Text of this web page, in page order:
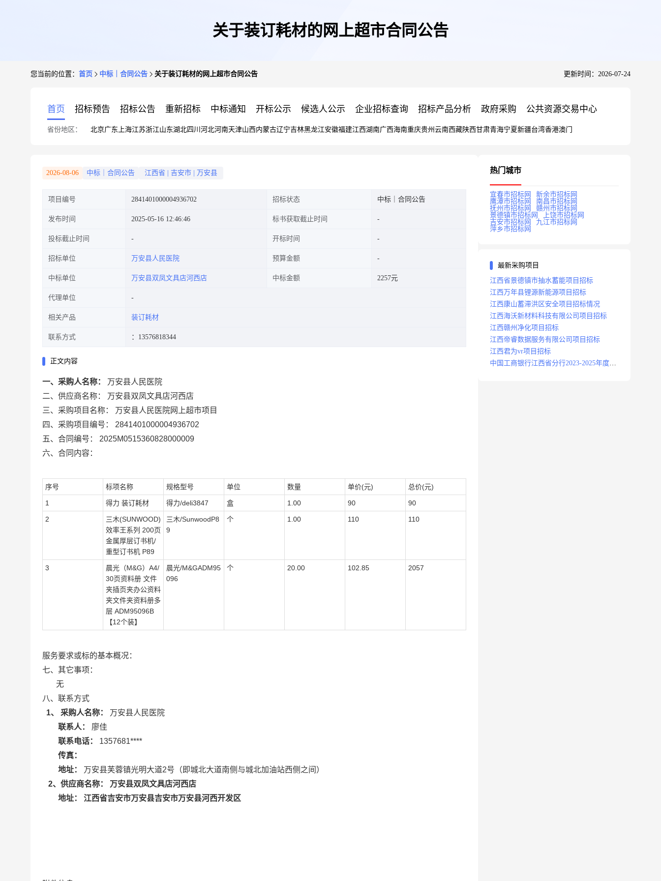
关于装订耗材的网上超市合同公告
您当前的位置： 首页 中标｜合同公告 关于装订耗材的网上超市合同公告 更新时间：2026-07-24
首页 招标预告 招标公告 重新招标 中标通知 开标公示 候选人公示 企业招标查询 招标产品分析 政府采购 公共资源交易中心
省份地区： 北京广东 上海江苏浙江山东湖北四川 河北河南天津山西内蒙古辽宁吉林黑龙江安徽福建江西湖南广西海南重庆贵州 云南西藏陕西甘肃青海宁夏新疆台湾香港澳门
2026-08-06 中标｜合同公告 江西省 吉安市 万安县
项目编号 2841401000004936702 招标状态 中标｜合同公告
发布时间 2025-05-16 12:46:46 标书获取截止时间
投标截止时间 开标时间
招标单位 万安县人民医院 预算金额
中标单位 万安县双凤文具店河西店 中标金额 2257元
代理单位
相关产品 装订耗材
联系方式 ：13576818344
正文内容
一、采购人名称：
万安县人民医院
二、供应商名称：
万安县双凤文具店河西店
三、采购项目名称：
万安县人民医院网上超市项目
四、采购项目编号：
2841401000004936702
五、合同编号：
2025M0515360828000009
六、合同内容：
序号 标项名称 规格型号 单位 数量 单价(元) 总价(元)
1 得力 装订耗材 得力/deli3847 盒 1.00 90 90
2
三木(SUNWOOD)
效率王系列 200页
金属厚层订书机/
重型订书机 P89
三木/SunwoodP8
9
个 1.00 110 110
3
晨光（M&G）A4/
30页资料册 文件
夹插页夹办公资料
夹文件夹资料册多
层 ADM95096B
【12个装】
晨光/M&GADM95
096
个 20.00 102.85 2057
服务要求或标的基本概况：
七、其它事项：
无
八、联系方式
1、 采购人名称：
万安县人民医院
联系人：
廖佳
联系电话：
1357681****
传真：
地址：
万安县芙蓉镇光明大道2号（即城北大道南侧与城北加油站西侧之间）
2、供应商名称： 万安县双凤文具店河西店
地址： 江西省吉安市万安县吉安市万安县河西开发区
热门城市
宜春市招标网
新余市招标网
鹰潭市招标网
南昌市招标网
抚州市招标网
赣州市招标网
景德镇市招标网
上饶市招标网
吉安市招标网
九江市招标网
萍乡市招标网
最新采购项目
江西省景德镇市抽水蓄能项目招标
江西万年县锂源新能源项目招标
江西康山蓄滞洪区安全项目招标情况
江西海沃新材料科技有限公司项目招标
江西赣州净化项目招标
江西帝睿数据服务有限公司项目招标
江西君为vr项目招标
中国工商银行江西省分行2023-2025年度补